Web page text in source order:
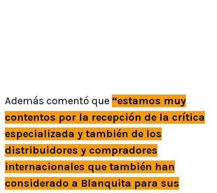
Además comentó que “estamos muy
contentos por la recepción de la crítica
especializada y también de los
distribuidores y compradores
internacionales que también han
considerado a Blanquita para sus